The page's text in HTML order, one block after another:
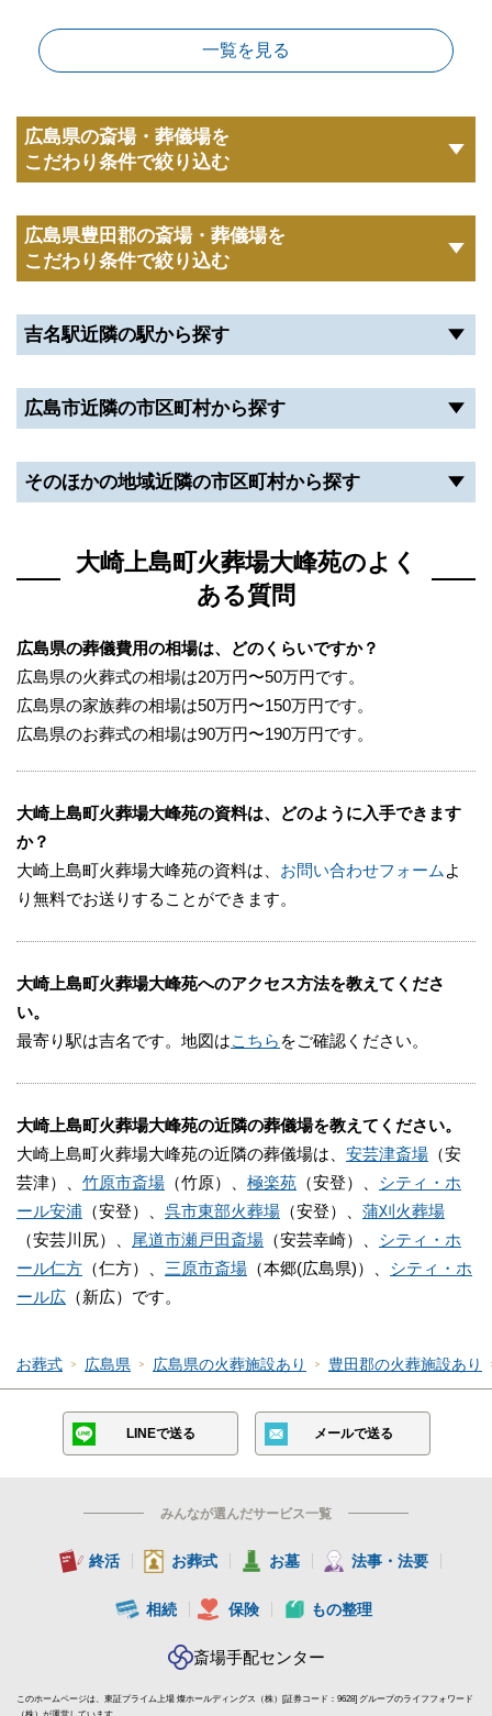
一覧を見る
広島県の斎場・葬儀場を
こだわり条件で絞り込む
広島県豊田郡の斎場・葬儀場を
こだわり条件で絞り込む
吉名駅近隣の駅から探す
広島市近隣の市区町村から探す
そのほかの地域近隣の市区町村から探す
大崎上島町火葬場大峰苑のよく
ある質問
広島県の葬儀費用の相場は、どのくらいですか？
広島県の火葬式の相場は20万円〜50万円です。
広島県の家族葬の相場は50万円〜150万円です。
広島県のお葬式の相場は90万円〜190万円です。
大崎上島町火葬場大峰苑の資料は、どのように入手できます
か？
大崎上島町火葬場大峰苑の資料は、 お問い合わせフォーム よ
り無料でお送りすることができます。
大崎上島町火葬場大峰苑へのアクセス方法を教えてくださ
い。
最寄り駅は吉名です。地図はこちら をご確認ください。
大崎上島町火葬場大峰苑の近隣の葬儀場を教えてください。
大崎上島町火葬場大峰苑の近隣の葬儀場は、 安芸津斎場 （安
芸津）、 竹原市斎場 （竹原）、 極楽苑 （安登）、 シティ・ホ
ール安浦 （安登）、 呉市東部火葬場 （安登）、 蒲刈火葬場
（安芸川尻）、
尾道市瀬戸田斎場 （安芸幸崎）、 シティ・ホ
ール仁方 （仁方）、 三原市斎場 （本郷(広島県)）、 シティ・ホ
ール広 （新広）です。
お葬式 広島県 広島県の火葬施設あり 豊田郡の火葬施設あり
LINEで送る メールで送る
みんなが選んだサービス一覧
終活 お葬式 お墓 法事・法要
相続 保険 もの整理
斎場手配センター
このホームページは、東証プライム上場 燦ホールディングス（株）[証券コード：9628] グループのライフフォワード